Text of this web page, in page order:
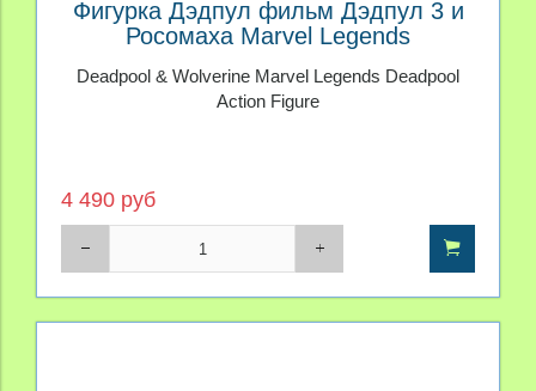
Фигурка Дэдпул фильм Дэдпул 3 и
Росомаха Marvel Legends
Deadpool & Wolverine Marvel Legends Deadpool
Action Figure
4 490 руб